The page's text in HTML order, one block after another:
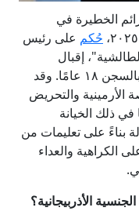
الخطيرة في
حكم على رئيس
إقبال
أبيلوف، وهو من أصل طالش (تاليش)، بالسجن ١٨ عامًا. وقد
الأرمينية والتحريض
في ذلك الخيانة
بناءً على تعليمات من
الكراهية والعداء
الأذربيجانية؟